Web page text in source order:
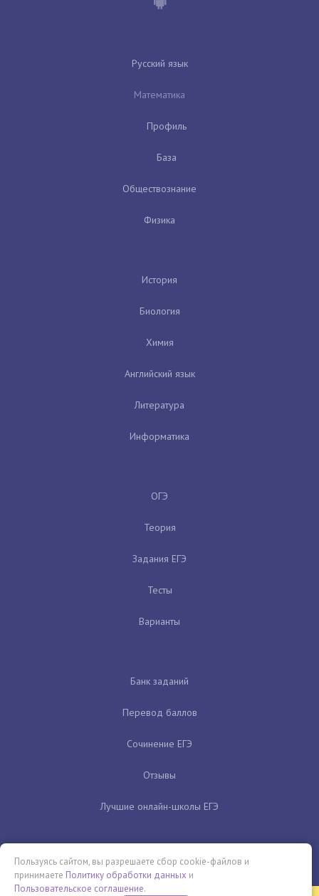
Русский язык
Математика
Профиль
База
Обществознание
Физика
История
Биология
Химия
Английский язык
Литература
Информатика
ОГЭ
Теория
Задания ЕГЭ
Тесты
Варианты
Банк заданий
Перевод баллов
Сочинение ЕГЭ
Отзывы
Лучшие онлайн-школы ЕГЭ
Пользуясь сайтом, вы разрешаете сбор cookie-файлов и
принимаете Политику обработки данных и
Пользовательское соглашение.